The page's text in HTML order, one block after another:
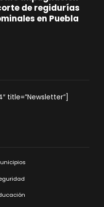
de regidurías
en Puebla
title=”Newsletter”]